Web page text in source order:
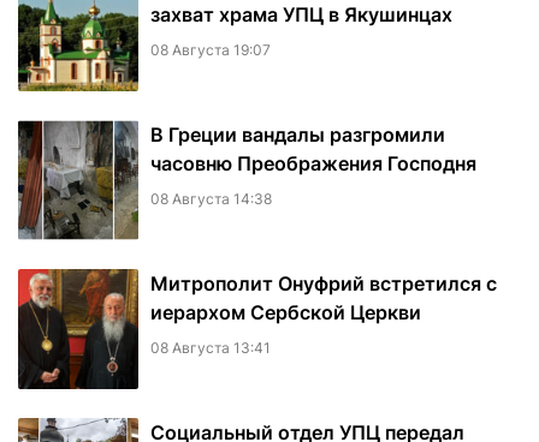
захват храма УПЦ в Якушинцах
08 Августа 19:07
В Греции вандалы разгромили
часовню Преображения Господня
08 Августа 14:38
Митрополит Онуфрий встретился с
иерархом Сербской Церкви
08 Августа 13:41
Социальный отдел УПЦ передал